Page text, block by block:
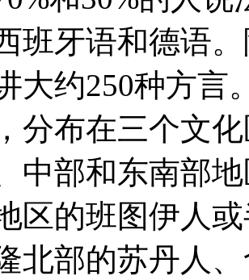
班牙语和德语
大约250种方言
分布在三个文
中部和东南部
区的班图伊人
北部的苏丹人